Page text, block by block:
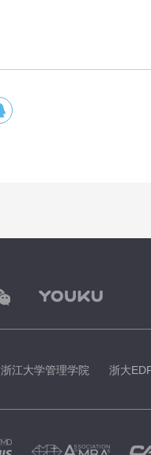
浙江大学管理学院 浙大